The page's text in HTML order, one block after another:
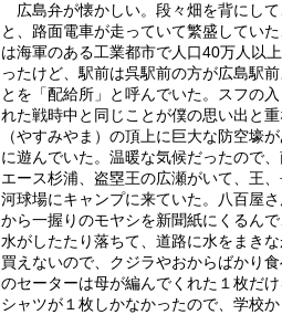
広島弁が懐かしい。段々畑を背にし
と、路面電車が走っていて繁盛してい
は海軍のある工業都市で人口40万人以
ったけど、駅前は呉駅前の方が広島駅
とを「配給所」と呼んでいた。スフの
れた戦時中と同じことが僕の思い出と
（やすみやま）の頂上に巨大な防空壕
に遊んでいた。温暖な気候だったので
エース杉浦、盗塁王の広瀬がいて、王
河球場にキャンプに来ていた。八百屋
から一握りのモヤシを新聞紙にくるん
水がしたたり落ちて、道路に水をまき
買えないので、クジラやおからばかり
のセーターは母が編んでくれた１枚だ
シャツが１枚しかなかったので、学校